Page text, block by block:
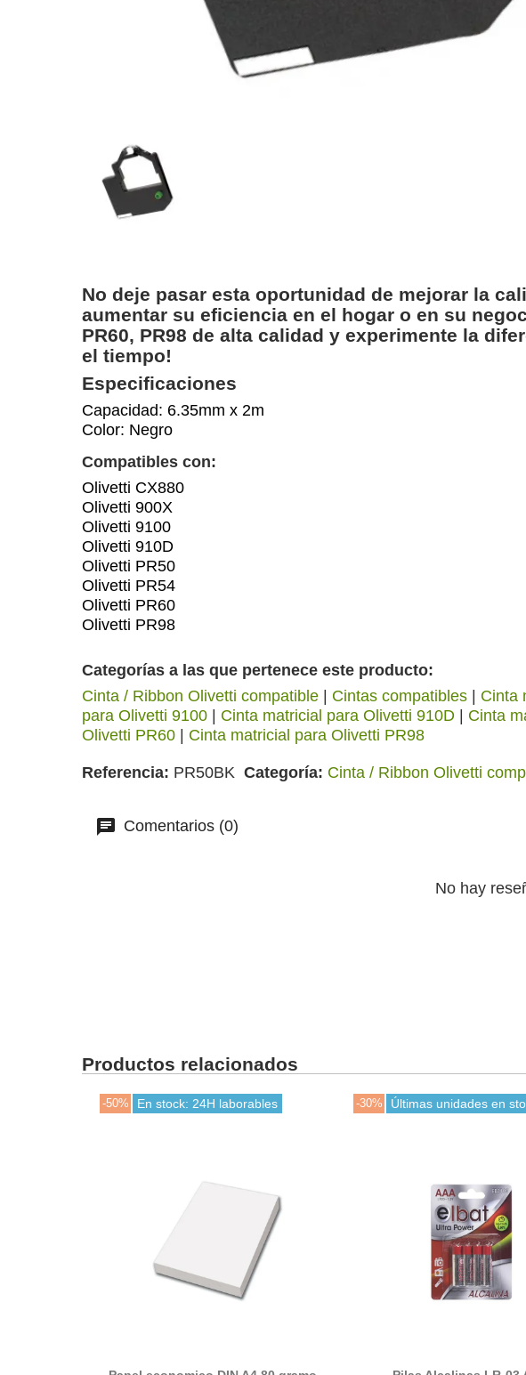
No deje pasar esta oportunidad de mejorar la
aumentar su eficiencia en el hogar o en su
PR60, PR98 de alta calidad y experimente la
el tiempo!
Especificaciones
Capacidad: 6.35mm x 2m
Color: Negro
Compatibles con:
Olivetti CX880
Olivetti 900X
Olivetti 9100
Olivetti 910D
Olivetti PR50
Olivetti PR54
Olivetti PR60
Olivetti PR98
Categorías a las que pertenece este producto:
Cinta / Ribbon Olivetti compatible
Cintas compatibles Cinta
para Olivetti 9100
Cinta matricial para Olivetti 910D Cinta
Olivetti PR60
Cinta matricial para Olivetti PR98
Referencia PR50BK Categoría Cinta / Ribbon Olivetti
Comentarios (0)
No hay
Productos relacionados
-50% En stock: 24H laborables -30% Últimas unidades en